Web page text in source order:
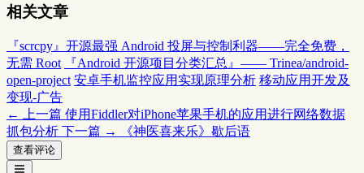
相关文章
『scrcpy』开源最强 Android 投屏与控制利器——完全免费，
无需 Root
『Android 开源项目分类汇总』—— Trinea/android-
open-project 安卓手机监控应用实现原理分析 移动应用开发及
变现-广告
← 上一篇 使用Fiddler对iPhone苹果手机的应用进行网络数据
抓包分析 下一篇 → 《神医喜来乐》歇后语
查看评论